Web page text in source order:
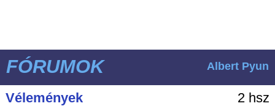
FÓRUMOK Albert Pyun
Vélemények
2 hsz